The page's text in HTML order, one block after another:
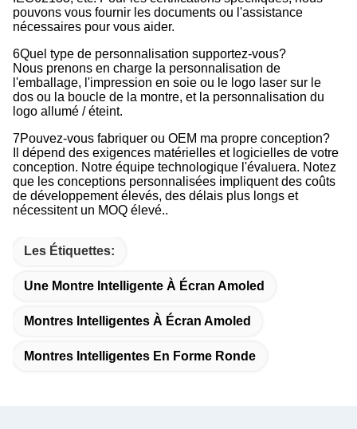
pouvons vous fournir les documents ou l'assistance
nécessaires pour vous aider.
6Quel type de personnalisation supportez-vous?
Nous prenons en charge la personnalisation de
l'emballage, l'impression en soie ou le logo laser sur le
dos ou la boucle de la montre, et la personnalisation du
logo allumé / éteint.
7Pouvez-vous fabriquer ou OEM ma propre conception?
Il dépend des exigences matérielles et logicielles de votre
conception. Notre équipe technologique l'évaluera. Notez
que les conceptions personnalisées impliquent des coûts
de développement élevés, des délais plus longs et
nécessitent un MOQ élevé..
Les Étiquettes:
Une Montre Intelligente À Écran Amoled
Montres Intelligentes À Écran Amoled
Montres Intelligentes En Forme Ronde